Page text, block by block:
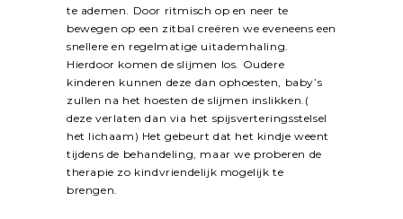
te ademen. Door ritmisch op en neer te
bewegen op een zitbal creëren we eveneens een
snellere en regelmatige uitademhaling.
Hierdoor komen de slijmen los. Oudere
kinderen kunnen deze dan ophoesten, baby’s
zullen na het hoesten de slijmen inslikken.(
deze verlaten dan via het spijsverteringsstelsel
het lichaam) Het gebeurt dat het kindje weent
tijdens de behandeling, maar we proberen de
therapie zo kindvriendelijk mogelijk te
brengen.